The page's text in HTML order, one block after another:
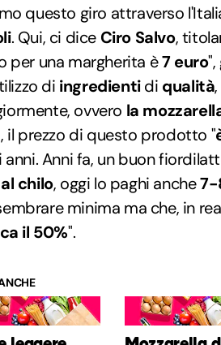
questo giro attraverso
. Qui, ci dice Ciro Salvo,
per una margherita è7 euro
di ingredientidi qualità
ovvero la
il prezzo di questo prodotto "
anni. Anni fa, un buon
chilo, oggi lo paghi anche7-
minima ma che, in
il 50%".